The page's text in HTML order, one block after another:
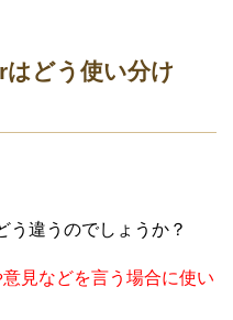
どう使い分け
う違うのでしょうか？
見などを言う場合に使い